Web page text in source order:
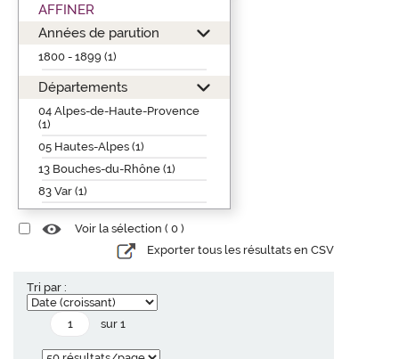
AFFINER
Années de parution
1800 - 1899 (1)
Départements
04 Alpes-de-Haute-Provence
(1)
05 Hautes-Alpes (1)
13 Bouches-du-Rhône (1)
83 Var (1)
Voir la sélection ( 0 )
Exporter tous les résultats en CSV
Tri par :
sur 1